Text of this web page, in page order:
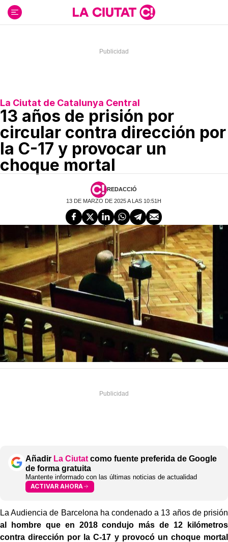
contenido
La Ciutat de Catalunya Central
13 años de prisión por
circular contra dirección por
la C-17 y provocar un
choque mortal
REDACCIÓ
13 DE MARZO DE 2025 A LAS 10:51H
Añadir La Ciutat como fuente preferida de Google
de forma gratuita
Mantente informado con las últimas noticias de actualidad
ACTIVAR AHORA
La Audiencia de Barcelona ha condenado a 13 años de prisión
al hombre que en 2018 condujo más de 12 kilómetros
contra dirección por la C-17 y provocó un choque mortal